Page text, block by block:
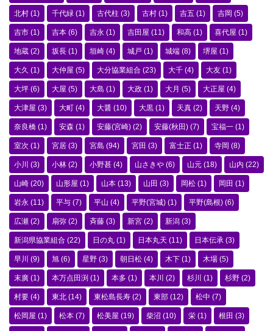
北村 (1) 千代緑 (1) 古代柱 (3) 古村 (1) 吉五 (1) 吉岡 (5)
吉市 (1) 吉本 (6) 吉永 (1) 吉田屋 (11) 和高 (1) 喜代屋 (1)
地蔵 (2) 坂長 (1) 垣崎 (4) 城戸 (1) 城端 (8) 堺屋 (1)
大久 (1) 大仲屋 (5) 大分協業組合 (23) 大千 (4) 大友 (1)
大坪 (6) 大屋 (5) 大島 (1) 大政 (1) 大月 (5) 大正屋 (4)
大津屋 (3) 大町 (4) 大醤 (10) 大黒 (1) 天真 (2) 天野 (4)
奈良橋 (1) 安森 (1) 安藤(宮崎) (2) 安藤(秋田) (7) 宝福一 (1)
室次 (1) 宮居 (3) 宮島 (94) 宮田 (3) 富士正 (1) 寺岡 (8)
小川 (3) 小林 (2) 小野甚 (4) 山さきや (6) 山元 (18) 山内 (22)
山崎 (20) 山形屋 (1) 山本 (13) 山田 (3) 岡松 (1) 岡田 (1)
岩永 (11) 平与 (7) 平山 (4) 平野(宮城) (1) 平野(島根) (6)
広瀬 (2) 扇弥 (2) 斉藤 (3) 新宮 (2) 新潟 (3)
新潟県協業組合 (22) 日の丸 (1) 日本丸天 (11) 日本伝承 (3)
早川 (9) 旭 (6) 星野 (3) 朝日松 (4) 木下 (1) 木場 (5)
末廣 (1) 本万点田渕 (1) 本多 (1) 本川 (2) 杉川 (1) 杉野 (2)
村要 (4) 東北 (14) 東松島長寿 (2) 東部 (12) 松中 (7)
松岡屋 (1) 松本 (7) 松美屋 (19) 柴沼 (10) 栄 (1) 根田 (3)